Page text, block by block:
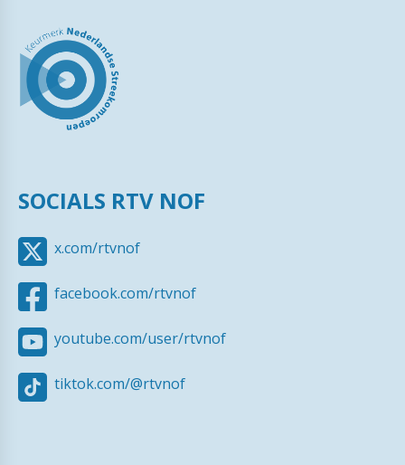
SOCIALS RTV NOF
x.com/rtvnof
facebook.com/rtvnof
youtube.com/user/rtvnof
tiktok.com/@rtvnof